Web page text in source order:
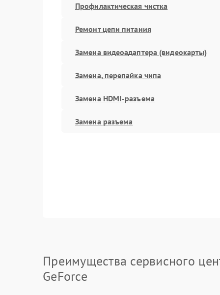
Профилактическая чистка
Ремонт цепи питания
Замена видеоадаптера (видеокарты)
Замена, перепайка чипа
Замена HDMI-разъема
Замена разъема
Преимущества сервисного
GeForce